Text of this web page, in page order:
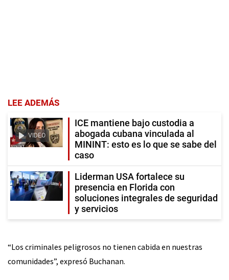
LEE ADEMÁS
VIDEO
ICE mantiene bajo custodia a
abogada cubana vinculada al
MININT: esto es lo que se sabe del
caso
Liderman USA fortalece su
presencia en Florida con
soluciones integrales de seguridad
y servicios
“Los criminales peligrosos no tienen cabida en nuestras
comunidades”, expresó Buchanan.